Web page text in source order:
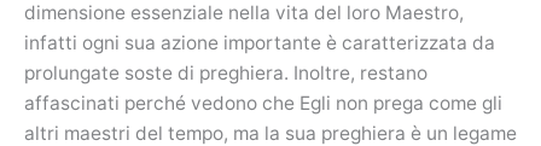
dimensione essenziale nella vita del loro Maestro,
infatti ogni sua azione importante è caratterizzata da
prolungate soste di preghiera. Inoltre, restano
affascinati perché vedono che Egli non prega come gli
altri maestri del tempo, ma la sua preghiera è un legame